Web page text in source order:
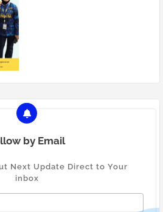
by Email
Next Update Direct to Your
inbox